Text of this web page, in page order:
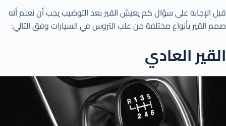
قبل الإجابة على سؤال كم يعيش القير بعد التوضيب يجب أن نعلم أنه
صمم القير بأنواع مختلفة من علب التروس في السيارات وفق التالي:
القير العادي